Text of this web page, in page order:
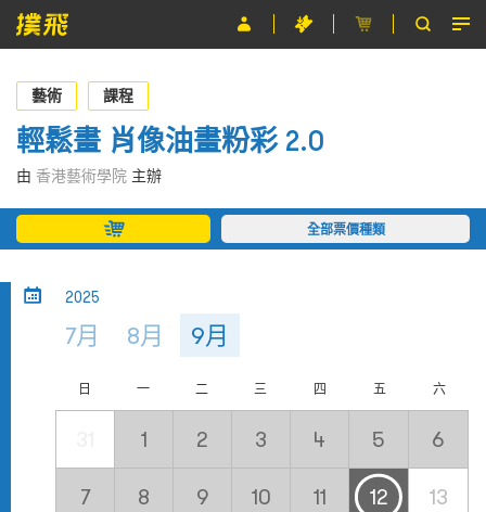
節目
主辦單位
關於撲飛
條款及細則
藝術 課程
輕鬆畫 肖像油畫粉彩 2.0
由 香港藝術學院 主辦
全部票價種類
2025
7月 8月 9月
日 一 二 三 四 五 六
1 2 3 4 5 6
7 8 9 10 11 12 13